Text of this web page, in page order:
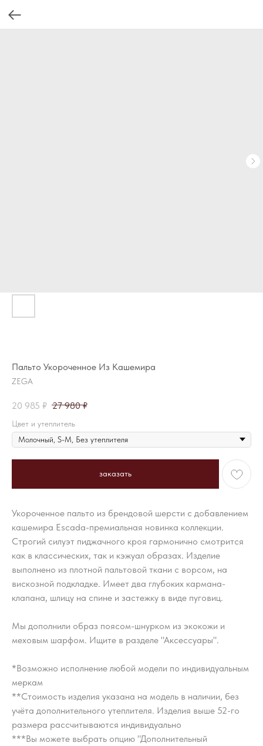
Пальто Укороченное Из Кашемира
ZEGA
20 985 ₽ 27 980 ₽
Цвет и утеплитель
заказать
Укороченное пальто из брендовой шерсти с добавлением
кашемира Escada-премиальная новинка коллекции.
Строгий силуэт пиджачного кроя гармонично смотрится
как в классических, так и кэжуал образах. Изделие
выполнено из плотной пальтовой ткани с ворсом, на
вискозной подкладке. Имеет два глубоких кармана-
клапана, шлицу на спине и застежку в виде пуговиц.
Мы дополнили образ поясом-шнурком из экокожи и
меховым шарфом. Ищите в разделе "Аксессуары".
*Возможно исполнение любой модели по индивидуальным
меркам
**Стоимость изделия указана на модель в наличии, без
учёта дополнительного утеплителя. Изделия выше 52-го
размера рассчитываются индивидуально
***Вы можете выбрать опцию "Дополнительный